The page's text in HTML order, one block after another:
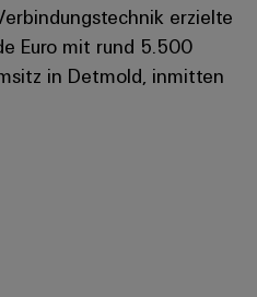
erzielte
Euro mit rund 5.500
in Detmold, inmitten